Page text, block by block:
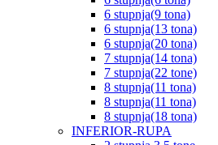
6 stupnja(9 tona)
6 stupnja(13 tona)
6 stupnja(20 tona)
7 stupnja(14 tona)
7 stupnja(22 tone)
8 stupnja(11 tona)
8 stupnja(11 tona)
8 stupnja(18 tona)
INFERIOR-RUPA